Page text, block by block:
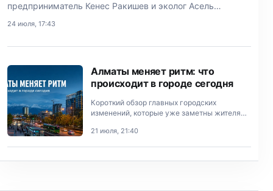
предприниматель Кенес Ракишев и эколог Асель
24 июля, 17:43
Алматы меняет ритм: что
происходит в городе сегодня
Короткий обзор главных городских
изменений, которые уже заметны жителям
21 июля, 21:40